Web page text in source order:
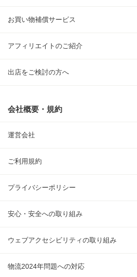
お買い物補償サービス
アフィリエイトのご紹介
出店をご検討の方へ
会社概要・規約
運営会社
ご利用規約
プライバシーポリシー
安心・安全への取り組み
ウェブアクセシビリティの取り組み
物流2024年問題への対応